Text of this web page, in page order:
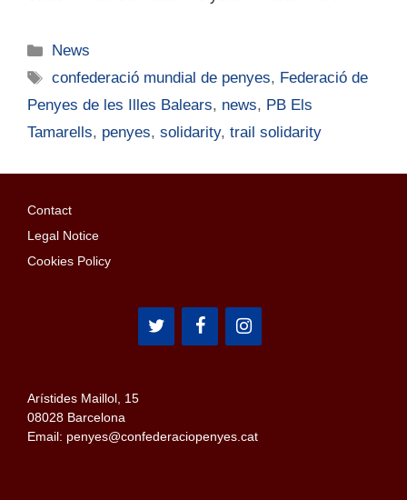
News
confederació mundial de penyes, Federació de
Penyes de les Illes Balears, news, PB Els
Tamarells, penyes, solidarity, trail solidarity
Contact
Legal Notice
Cookies Policy
Arístides Maillol, 15
08028 Barcelona
Email: penyes@confederaciopenyes.cat